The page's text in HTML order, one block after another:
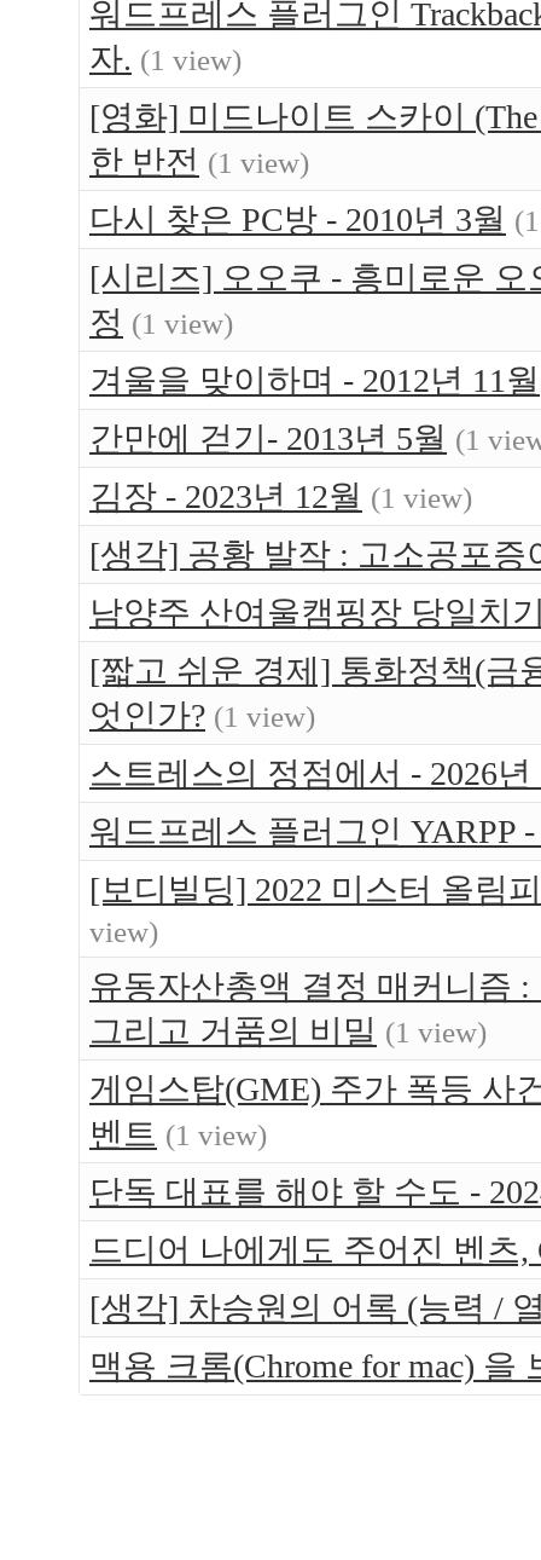
워드프레스 플러그인
자. (1 view)
[영화] 미드나이트 스카이
한 반전 (1 view)
다시 찾은 PC방 - 2010년 3월
[시리즈] 오오쿠 - 흥미로운
정 (1 view)
겨울을 맞이하며 - 2012년 11월
간만에 걷기- 2013년 5월 (1
김장 - 2023년 12월 (1 view)
[생각] 공황 발작 : 고소공포증
남양주 산여울캠핑장 당일치
[짧고 쉬운 경제] 통화정책(금
엇인가? (1 view)
스트레스의 정점에서 - 2026년
워드프레스 플러그인 YARPP
[보디빌딩] 2022 미스터 올림
view)
유동자산총액 결정 매커니즘
그리고 거품의 비밀 (1 view)
게임스탑(GME) 주가 폭등 사
벤트 (1 view)
단독 대표를 해야 할 수도 -
드디어 나에게도 주어진 벤츠,
[생각] 차승원의 어록 (능력 /
맥용 크롬(Chrome for mac) 을